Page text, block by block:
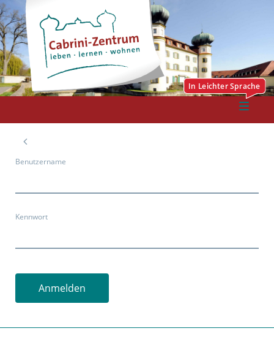
Benutzername
Kennwort
Anmelden